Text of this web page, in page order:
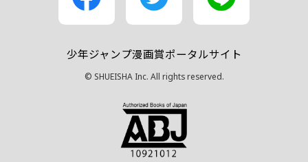
少年ジャンプ漫画賞ポータルサイト
© SHUEISHA Inc. All rights reserved.